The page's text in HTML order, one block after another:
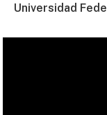
Universidad